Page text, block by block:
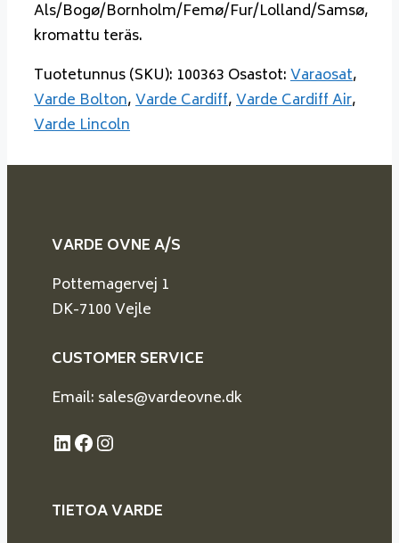
Als/Bogø/Bornholm/Femø/Fur/Lolland/Samsø,
kromattu teräs.
Tuotetunnus (SKU): 100363 Osastot:Varaosat,
Varde Bolton,Varde Cardiff,Varde Cardiff Air,
Varde Lincoln
VARDE OVNE A/S
Pottemagervej 1
DK-7100 Vejle
CUSTOMER SERVICE
Email: sales@vardeovne.dk
LinkedIn
Facebook
Instagram
TIETOA VARDE